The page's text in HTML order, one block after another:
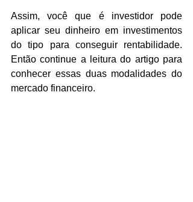
Assim, você que é investidor pode
aplicar seu dinheiro em investimentos
do tipo para conseguir rentabilidade.
Então continue a leitura do artigo para
conhecer essas duas modalidades do
mercado financeiro.